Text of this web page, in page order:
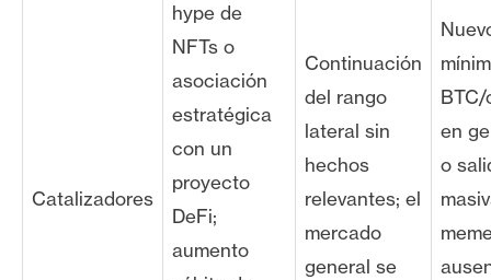
Catalizadores
hype de
NFTs o
asociación
estratégica
con un
proyecto
DeFi;
aumento
Continuación
del rango
lateral sin
hechos
relevantes; el
mercado
general se
en
o